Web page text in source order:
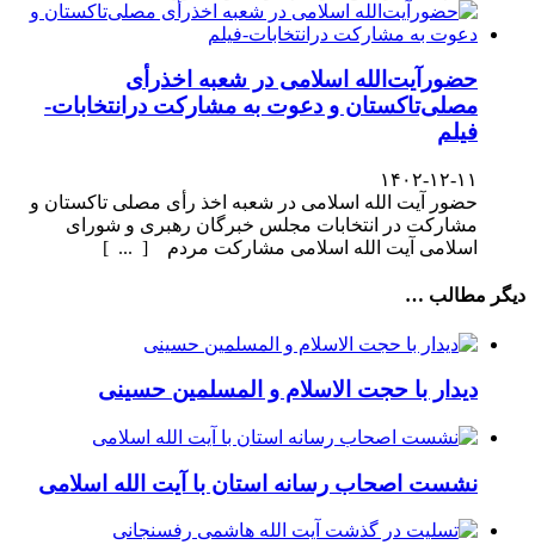
حضورآیت‌الله اسلامی در شعبه اخذرأی
مصلی‌تاکستان و دعوت به مشارکت درانتخابات-
فیلم
۱۴۰۲-۱۲-۱۱
حضور آیت الله اسلامی در شعبه اخذ رأی مصلی تاکستان و
مشارکت در انتخابات مجلس خبرگان رهبری و شورای
اسلامی آیت الله اسلامی مشارکت مردم [ ... ]
دیگر مطالب …
دیدار با حجت الاسلام و المسلمین حسینی
نشست اصحاب رسانه استان با آیت الله اسلامی